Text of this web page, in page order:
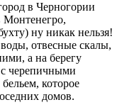
в Черногории
Монтенегро,
ну никак нельзя!
отвесные скалы,
а на берегу
черепичными
которое
домов.